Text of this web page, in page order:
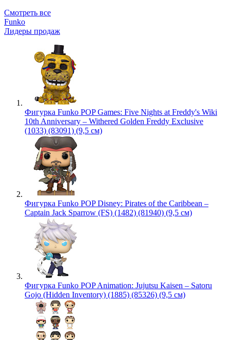
Смотреть все
Funko
Лидеры продаж
Фигурка Funko POP Games: Five Nights at Freddy's Wiki
10th Anniversary – Withered Golden Freddy Exclusive
(1033) (83091) (9,5 см)
Фигурка Funko POP Disney: Pirates of the Caribbean –
Captain Jack Sparrow (FS) (1482) (81940) (9,5 см)
Фигурка Funko POP Animation: Jujutsu Kaisen – Satoru
Gojo (Hidden Inventory) (1885) (85326) (9,5 см)